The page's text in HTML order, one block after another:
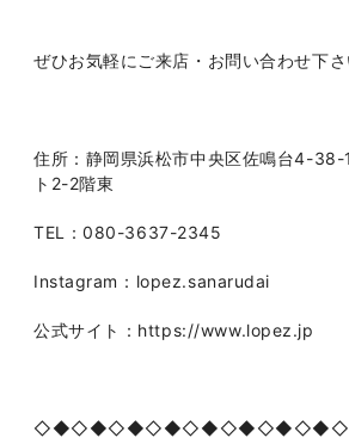
ぜひお気軽にご来店・お問い合わせ下さ
住所：静岡県浜松市中央区佐鳴台4-38-
ト2-2階東
TEL：080-3637-2345
Instagram：lopez.sanarudai
公式サイト：https://www.lopez.jp
◇◆◇◆◇◆◇◆◇◆◇◆◇◆◇◆◇